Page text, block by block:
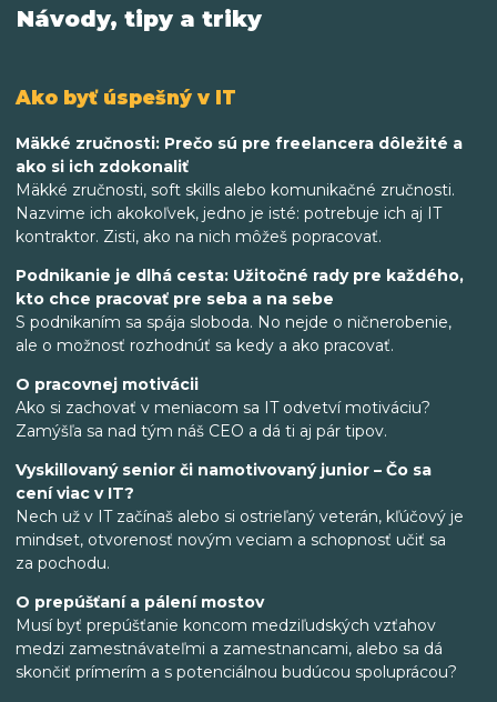
Návody, tipy a triky
Ako byť úspešný v IT
Mäkké zručnosti: Prečo sú pre freelancera dôležité a
ako si ich zdokonaliť
Mäkké zručnosti, soft skills alebo komunikačné zručnosti.
Nazvime ich akokoľvek, jedno je isté: potrebuje ich aj IT
kontraktor. Zisti, ako na nich môžeš popracovať.
Podnikanie je dlhá cesta: Užitočné rady pre každého,
kto chce pracovať pre seba a na sebe
S podnikaním sa spája sloboda. No nejde o ničnerobenie,
ale o možnosť rozhodnúť sa kedy a ako pracovať.
O pracovnej motivácii
Ako si zachovať v meniacom sa IT odvetví motiváciu?
Zamýšľa sa nad tým náš CEO a dá ti aj pár tipov.
Vyskillovaný senior či namotivovaný junior – Čo sa
cení viac v IT?
Nech už v IT začínaš alebo si ostrieľaný veterán, kľúčový je
mindset, otvorenosť novým veciam a schopnosť učiť sa
za pochodu.
O prepúšťaní a pálení mostov
Musí byť prepúšťanie koncom medziľudských vzťahov
medzi zamestnávateľmi a zamestnancami, alebo sa dá
skončiť prímerím a s potenciálnou budúcou spoluprácou?